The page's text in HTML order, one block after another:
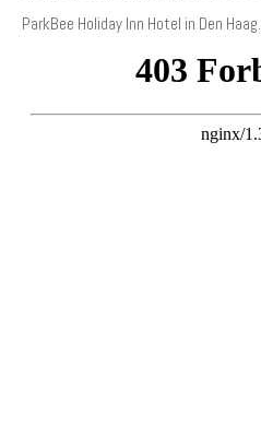
ParkBee Holiday Inn Hotel in Den Haag.